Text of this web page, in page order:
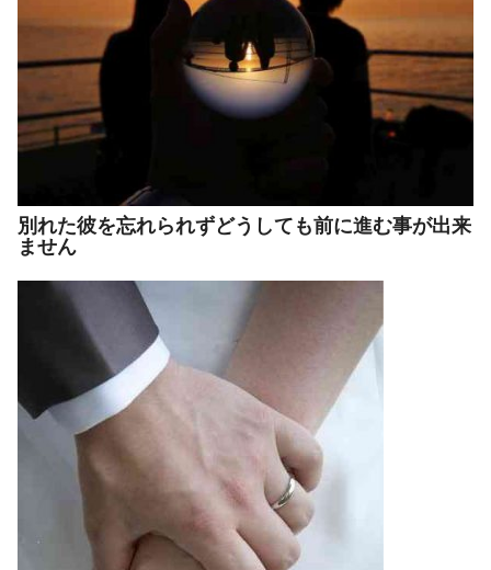
別れた彼を忘れられずどうしても前に進む事が出来
ません